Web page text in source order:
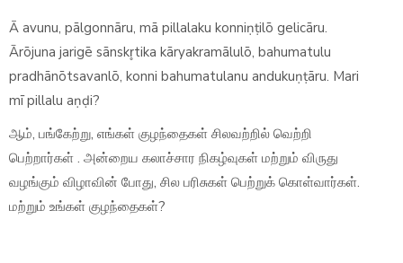
Ā avunu, pālgonnāru, mā pillalaku konniṇṭilō gelicāru.
Ārōjuna jarigē sānskr̥tika kāryakramālulō, bahumatulu
pradhānōtsavanlō, konni bahumatulanu andukuṇṭāru. Mari
mī pillalu aṇḍi?
ஆம், பங்கேற்று, எங்கள் குழந்தைகள் சிலவற்றில் வெற்றி
பெற்றார்கள் . அன்றைய கலாச்சார நிகழ்வுகள் மற்றும் விருது
வழங்கும் விழாவின் போது, சில பரிசுகள் பெற்றுக் கொள்வார்கள்.
மற்றும் உங்கள் குழந்தைகள்?